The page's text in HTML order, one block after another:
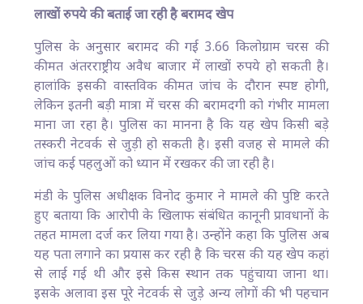
लाखों रुपये की बताई जा रही है बरामद खेप
पुलिस के अनुसार बरामद की गई 3.66 किलोग्राम चरस की
कीमत अंतरराष्ट्रीय अवैध बाजार में लाखों रुपये हो सकती है।
हालांकि इसकी वास्तविक कीमत जांच के दौरान स्पष्ट होगी,
लेकिन इतनी बड़ी मात्रा में चरस की बरामदगी को गंभीर मामला
माना जा रहा है। पुलिस का मानना है कि यह खेप किसी बड़े
तस्करी नेटवर्क से जुड़ी हो सकती है। इसी वजह से मामले की
जांच कई पहलुओं को ध्यान में रखकर की जा रही है।
मंडी के पुलिस अधीक्षक विनोद कुमार ने मामले की पुष्टि करते
हुए बताया कि आरोपी के खिलाफ संबंधित कानूनी प्रावधानों के
तहत मामला दर्ज कर लिया गया है। उन्होंने कहा कि पुलिस अब
यह पता लगाने का प्रयास कर रही है कि चरस की यह खेप कहां
से लाई गई थी और इसे किस स्थान तक पहुंचाया जाना था।
इसके अलावा इस पूरे नेटवर्क से जुड़े अन्य लोगों की भी पहचान